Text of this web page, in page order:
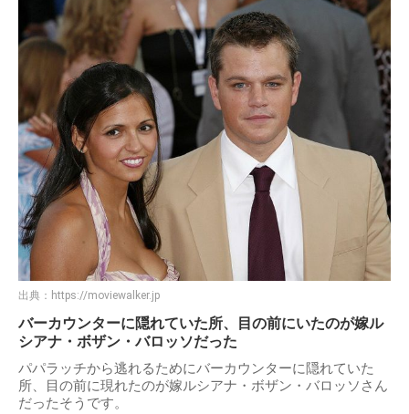
出典： https://moviewalker.jp
バーカウンターに隠れていた所、目の前にいたのが嫁ル
シアナ・ボザン・バロッソだった
パパラッチから逃れるためにバーカウンターに隠れていた
所、目の前に現れたのが嫁ルシアナ・ボザン・バロッソさん
だったそうです。